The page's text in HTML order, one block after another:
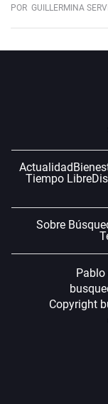
POR GUILLERMINA
Actualidad
Tiempo Libre
Sobre
Copyright